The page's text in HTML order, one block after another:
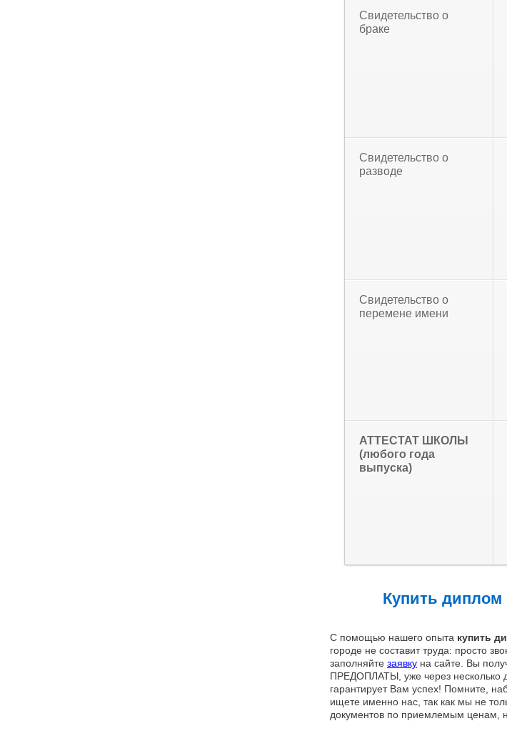
Свидетельство о
браке
Свидетельство о
разводе
Свидетельство о
перемене имени
АТТЕСТАТ ШКОЛЫ
(любого года
выпуска)
Купить диплом
С помощью нашего опыта купить
городе не составит труда: просто
заполняйте заявку на сайте. Вы
ПРЕДОПЛАТЫ, уже через несколько
гарантирует Вам успех! Помните,
ищете именно нас, так как мы не
документов по приемлемым ценам,